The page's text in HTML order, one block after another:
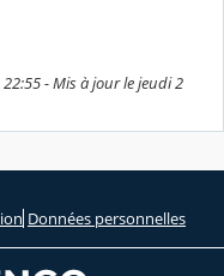
- Mis à jour le jeudi 2
Données personnelles